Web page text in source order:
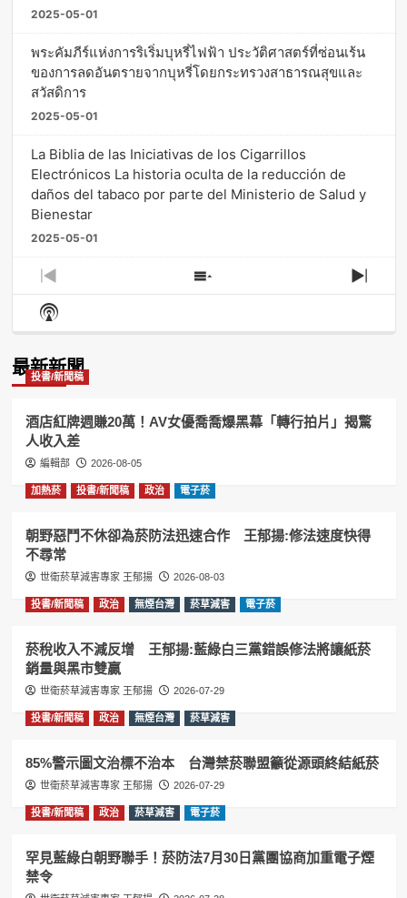
2025-05-01
พระคัมภีร์แห่งการริเริ่มบุหรี่ไฟฟ้า ประวัติศาสตร์ที่ซ่อนเร้น
ของการลดอันตรายจากบุหรี่โดยกระทรวงสาธารณสุขและ
สวัสดิการ
2025-05-01
La Biblia de las Iniciativas de los Cigarrillos
Electrónicos La historia oculta de la reducción de
daños del tabaco por parte del Ministerio de Salud y
Bienestar
2025-05-01
Previous
Episode
Show
Episodes
Next
Show
Podcast
最新新聞
投書/新聞稿
酒店紅牌週賺20萬！AV女優喬喬爆黑幕「轉行拍片」揭驚
人收入差
編輯部 2026-08-05
加熱菸 投書/新聞稿 政治 電子菸
朝野惡鬥不休卻為菸防法迅速合作 王郁揚:修法速度快得
不尋常
世衛菸草減害專家 王郁揚 2026-08-03
投書/新聞稿 政治 無煙台灣 菸草減害 電子菸
菸稅收入不減反增 王郁揚:藍綠白三黨錯誤修法將讓紙菸
銷量與黑市雙贏
世衛菸草減害專家 王郁揚 2026-07-29
投書/新聞稿 政治 無煙台灣 菸草減害
85%警示圖文治標不治本 台灣禁菸聯盟籲從源頭終結紙菸
世衛菸草減害專家 王郁揚 2026-07-29
投書/新聞稿 政治 菸草減害 電子菸
罕見藍綠白朝野聯手！菸防法7月30日黨團協商加重電子煙
禁令